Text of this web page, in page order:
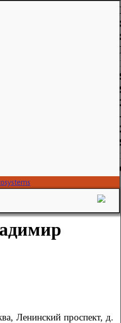
Ленинский проспект, д.